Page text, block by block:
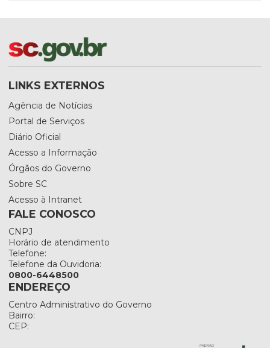
LINKS EXTERNOS
Agência de Notícias
Portal de Serviços
Diário Oficial
Acesso a Informação
Órgãos do Governo
Sobre SC
Acesso à Intranet
FALE CONOSCO
CNPJ
Horário de atendimento
Telefone:
Telefone da Ouvidoria:
0800-6448500
ENDEREÇO
Centro Administrativo do Governo
Bairro:
CEP: